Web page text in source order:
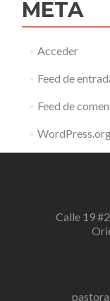
META
Acceder
Feed de
Feed de
Calle 19